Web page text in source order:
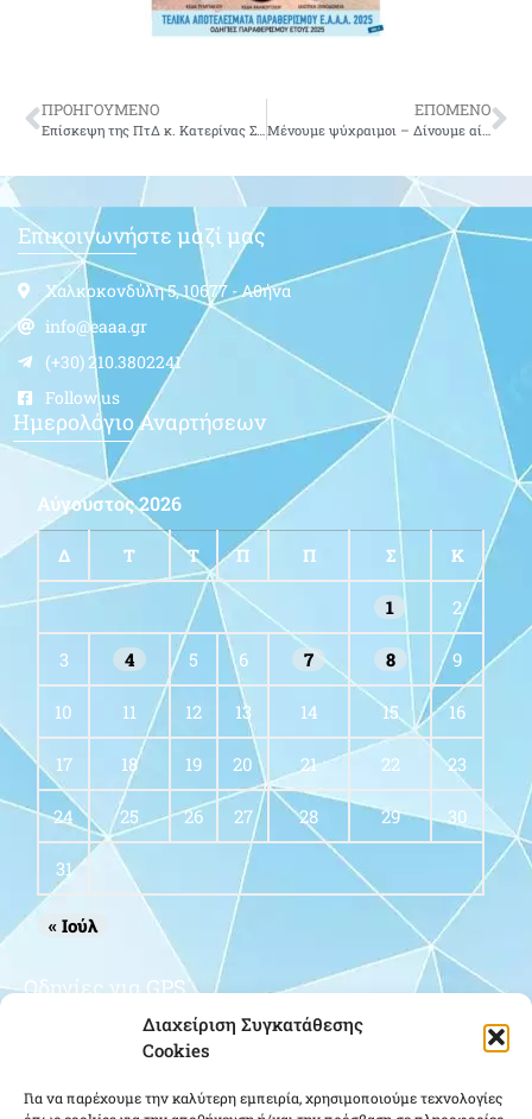
Διαχείριση Συγκατάθεσης
Cookies
Για να παρέχουμε την καλύτερη εμπειρία, χρησιμοποιούμε τεχνολογίες
ΠΡΟΗΓΟΥΜΕΝΟ
Επίσκεψη της ΠτΔ κ. Κατερίνας Σακελλαροπούλου στο ΥΠΕΘΑ
ΕΠΟΜΕΝΟ
Μένουμε ψύχραιμοι – Δίνουμε αίμα !
Επικοινωνήστε μαζί μας
Χαλκοκονδύλη 5, 10677 - Αθήνα
info@eaaa.gr
(+30) 210.3802241
Follow us
Ημερολόγιο Αναρτήσεων
Αύγουστος 2026
Δ Τ Τ Π Π Σ Κ
1 2
3 4 5 6 7 8 9
10 11 12 13 14 15 16
17 18 19 20 21 22 23
24 25 26 27 28 29 30
31
« Ιούλ
Οδηγίες για GPS